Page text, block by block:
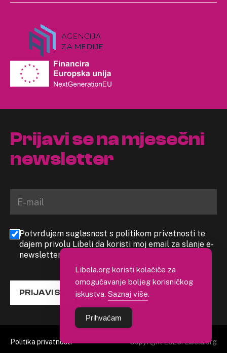
Prijavi se na mjesečni
newsletter
Potvrđujem suglasnost s politikom privatnosti te
dajem privolu Libeli da koristi moj email za slanje e-
newslettera
PRIJAVI SE
Politika privatnosti Copyright 2026. Libela.org
Libela.org koristi kolačiće za
omogućavanje boljeg korisničkog
iskustva. Saznaj više.
Prihvaćam